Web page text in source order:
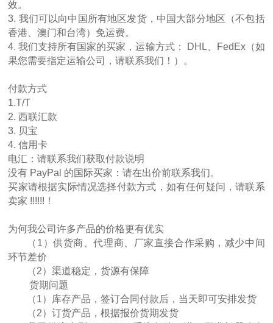
效。
3. 我们可以向中国所有地区发货，中国大部分地区（不包括
香港、澳门和台湾）免运费。
4. 我们支持所有国家的买家，运输方式： DHL、FedEx（如
果您需要指定运输公司，请联系我们！）。
付款方式
1.T/T
2. 西联汇款
3. 贝宝
4. 信用卡
电汇：请联系我们获取付款说明
没有 PayPal 的国际买家：请在出价前联系我们。
买家请根据实际情况选择付款方式，如有任何疑问，请联系
卖家 !!!!!!！
为何我公司许多产品的价格更有优实
（1）供货商、代理商、厂家直接合作采购，减少中间
环节差价
（2）渠道稳定，货源有保障
货期问题
（1）库存产品，签订合同付款后，当天即可安排发货
（2）订货产品，根据报价货期发货